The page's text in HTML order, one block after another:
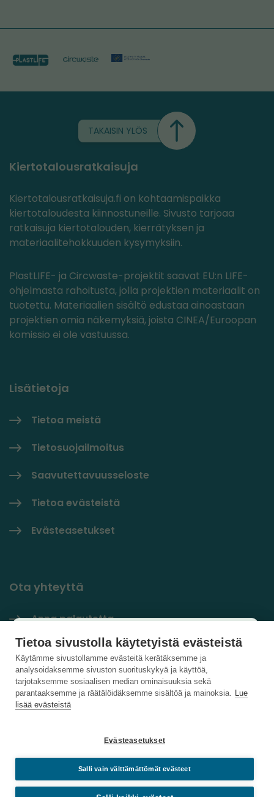
Tietoa sivustolla käytetyistä evästeistä
Käytämme sivustollamme evästeitä kerätäksemme ja
analysoidaksemme sivuston suorituskykyä ja käyttöä,
tarjotaksemme sosiaalisen median ominaisuuksia sekä
parantaaksemme ja räätälöidäksemme sisältöä ja mainoksia. Lue
lisää evästeistä
Evästeasetukset
Salli vain välttämättömät evästeet
TAKAISIN YLÖS
Kiertotalousratkaisuja
Kiertotalousratkaisuja.fi on kohtaamispaikka
kiertotaloudesta kiinnostuneille. Sivusto tarjoaa
ratkaisuja kiertotalouden, kierrätyksen ja
materiaalitehokkuuden kysymyksiin.
PlastLIFE- ja Circwaste-projektit saavat EU:n LIFE-
ohjelmasta rahoitusta, jolla projektien materiaalit on
tuotettu. Materiaalien sisältö edustaa ainoastaan
projektien omia näkemyksiä, joista CINEA/Euroopan
komissio ei ole vastuussa.
Lisätietoja
Tietoa meistä
Tietosuojailmoitus
Saavutettavuusseloste
Tietoa evästeistä
Evästeasetukset
Ota yhteyttä
Anna palautetta
Yhteystiedot
PlastLIFE LinkedInissä
Käyttäjäkysely
Auta kehittämään sivustoa ja vastaa lyhyeen
kyselyyn.
Sulje